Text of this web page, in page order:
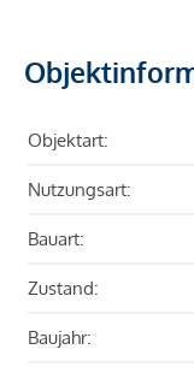
Objektart:
Nutzungsart:
Bauart:
Zustand:
Baujahr: